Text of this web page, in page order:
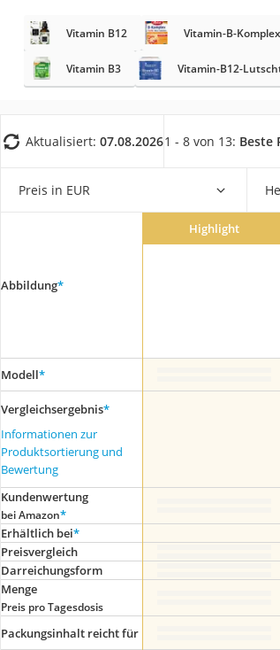
Vitamin B12 Vitamin-B-Komplex
Vitamin B3 Vitamin-B12-
Aktualisiert: 07.08.20261 - 8 von 13: Beste
Preis in EUR
Abbildung*
Highlight
Modell*
Vergleichsergebnis*
Informationen zur
Produktsortierung und
Bewertung
Kundenwertung
bei Amazon*
Erhältlich bei*
Preis­vergleich
Darreichungsform
Menge
Preis pro Tagesdosis
Packungsinhalt reicht für